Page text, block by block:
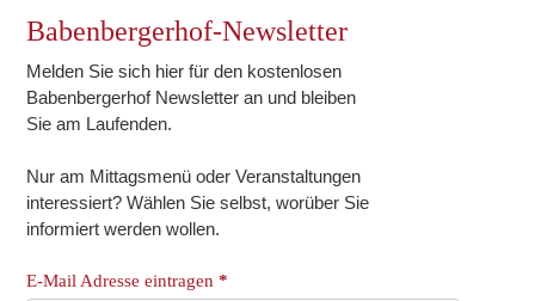
Babenbergerhof-Newsletter
Melden Sie sich hier für den kostenlosen
Babenbergerhof Newsletter an und bleiben
Sie am Laufenden.
Nur am Mittagsmenü oder Veranstaltungen
interessiert? Wählen Sie selbst, worüber Sie
informiert werden wollen.
E-Mail Adresse eintragen*